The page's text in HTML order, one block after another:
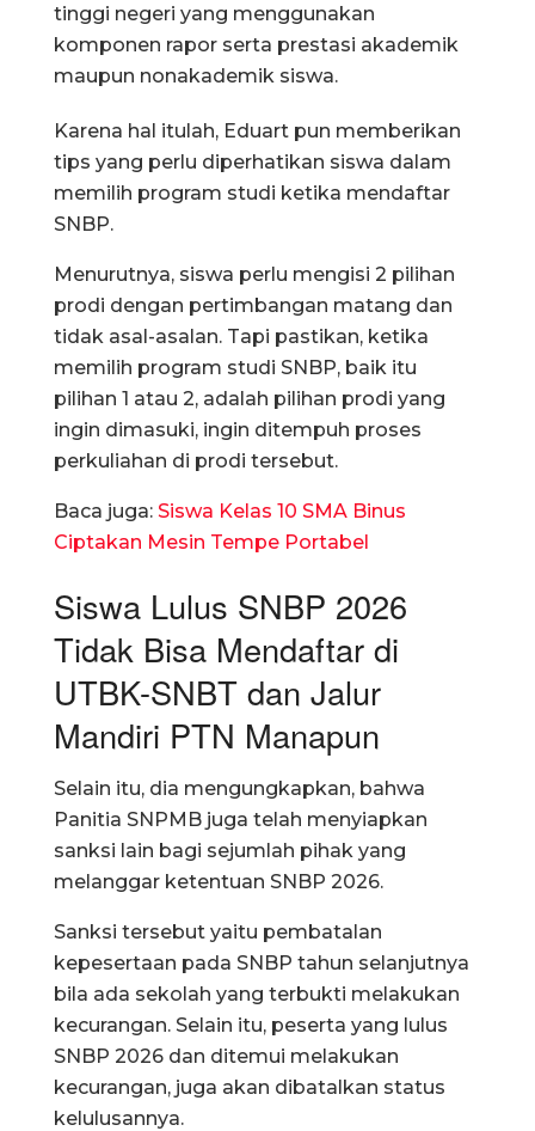
tinggi negeri yang menggunakan
komponen rapor serta prestasi akademik
maupun nonakademik siswa.
Karena hal itulah, Eduart pun memberikan
tips yang perlu diperhatikan siswa dalam
memilih program studi ketika mendaftar
SNBP.
Menurutnya, siswa perlu mengisi 2 pilihan
prodi dengan pertimbangan matang dan
tidak asal-asalan. Tapi pastikan, ketika
memilih program studi SNBP, baik itu
pilihan 1 atau 2, adalah pilihan prodi yang
ingin dimasuki, ingin ditempuh proses
perkuliahan di prodi tersebut.
Baca juga: Siswa Kelas 10 SMA Binus
Ciptakan Mesin Tempe Portabel
Siswa Lulus SNBP 2026
Tidak Bisa Mendaftar di
UTBK-SNBT dan Jalur
Mandiri PTN Manapun
Selain itu, dia mengungkapkan, bahwa
Panitia SNPMB juga telah menyiapkan
sanksi lain bagi sejumlah pihak yang
melanggar ketentuan SNBP 2026.
Sanksi tersebut yaitu pembatalan
kepesertaan pada SNBP tahun selanjutnya
bila ada sekolah yang terbukti melakukan
kecurangan. Selain itu, peserta yang lulus
SNBP 2026 dan ditemui melakukan
kecurangan, juga akan dibatalkan status
kelulusannya.